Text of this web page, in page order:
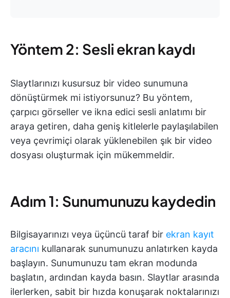
Yöntem 2: Sesli ekran kaydı
Slaytlarınızı kusursuz bir video sunumuna
dönüştürmek mi istiyorsunuz? Bu yöntem,
çarpıcı görseller ve ikna edici sesli anlatımı bir
araya getiren, daha geniş kitlelerle paylaşılabilen
veya çevrimiçi olarak yüklenebilen şık bir video
dosyası oluşturmak için mükemmeldir.
Adım 1: Sunumunuzu kaydedin
Bilgisayarınızı veya üçüncü taraf bir ekran kayıt
aracını kullanarak sunumunuzu anlatırken kayda
başlayın. Sunumunuzu tam ekran modunda
başlatın, ardından kayda basın. Slaytlar arasında
ilerlerken, sabit bir hızda konuşarak noktalarınızı